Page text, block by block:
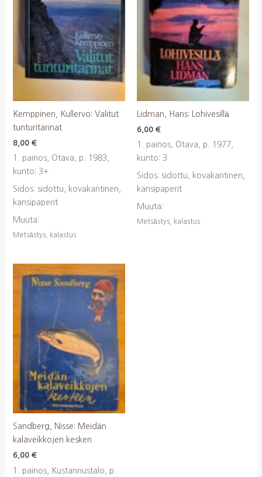
Kemppinen, Kullervo: Valitut
tunturitarinat
8,00 €
1. painos, Otava, p. 1983,
kunto: 3+
Sidos: sidottu, kovakantinen,
kansipaperit
Muuta:
Metsästys, kalastus
Lidman, Hans: Lohivesillä
6,00 €
1. painos, Otava, p. 1977,
kunto: 3
Sidos: sidottu, kovakantinen,
kansipaperit
Muuta:
Metsästys, kalastus
Sandberg, Nisse: Meidän
kalaveikkojen kesken
6,00 €
1. painos, Kustannustalo, p.